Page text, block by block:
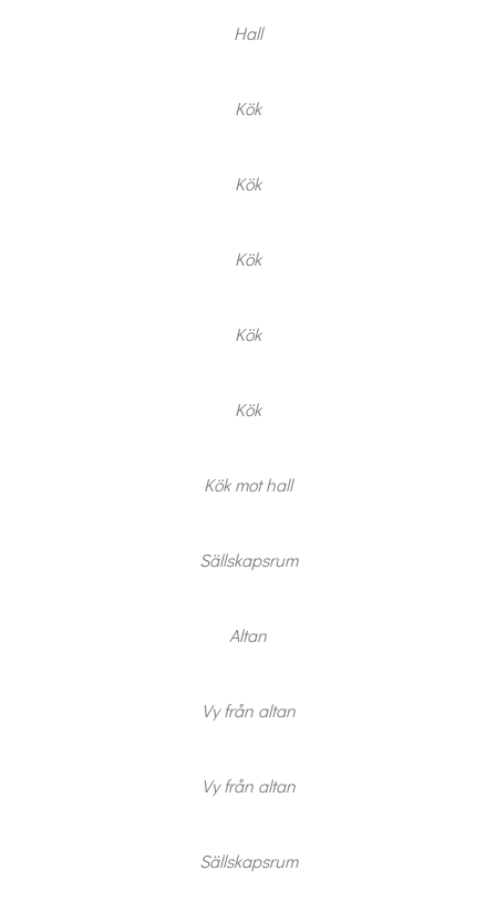
Hall
Kök
Kök
Kök
Kök
Kök
Kök mot hall
Sällskapsrum
Altan
Vy från altan
Vy från altan
Sällskapsrum